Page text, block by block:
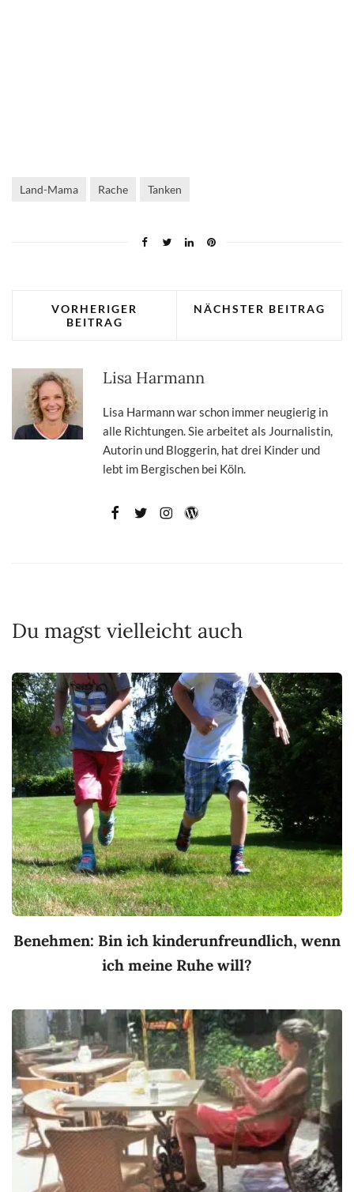
Land-Mama Rache Tanken
VORHERIGER
BEITRAG
NÄCHSTER BEITRAG
Lisa Harmann
Lisa Harmann war schon immer neugierig in
alle Richtungen. Sie arbeitet als Journalistin,
Autorin und Bloggerin, hat drei Kinder und
lebt im Bergischen bei Köln.
Du magst vielleicht auch
Benehmen: Bin ich kinderunfreundlich, wenn
ich meine Ruhe will?